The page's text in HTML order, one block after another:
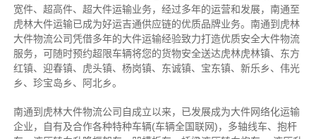
宽件、超高件、超大件运输业务，经过多年的运营和发展，南通至
虎林大件运输已成为好运吉通供应链的优质品牌业务。南通到虎林
大件物流公司凭借多年的大件运输经验致力打造优质安全大件物流
服务，可随时预约超限车辆将您的货物安全送达虎林虎林镇、东方
红镇、迎春镇、虎头镇、杨岗镇、东诚镇、宝东镇、新乐乡、伟光
乡、珍宝岛乡、阿北乡。
南通到虎林大件物流公司自成立以来，已发展成为大件网络化运输
企业，自有及合作各种特种车辆(车辆全国联网)，多轴线车、抱杆